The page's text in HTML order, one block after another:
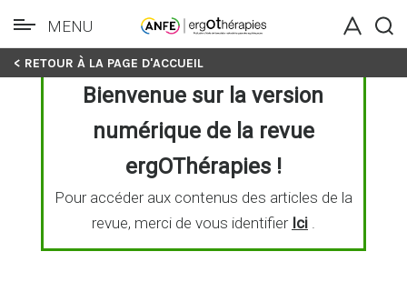
Skip
MENU
< RETOUR À LA PAGE D'ACCUEIL
Bienvenue sur la version
numérique de la revue
ergOThérapies !
Pour accéder aux contenus des articles de la
revue, merci de vous identifier Ici.